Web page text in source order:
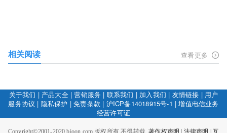
相关阅读 查看更多
关于我们 | 产品大全|营销服务 | 联系我们 | 加入我们 | 友情链接 | 用户
服务协议 | 隐私保护 |免责条款 | 沪ICP备14018915号-1 |增值电信业务
经营许可证
Copyright©2001-2020 bioon.com 版权所有 不得转载.著作权声明 法律声明 互